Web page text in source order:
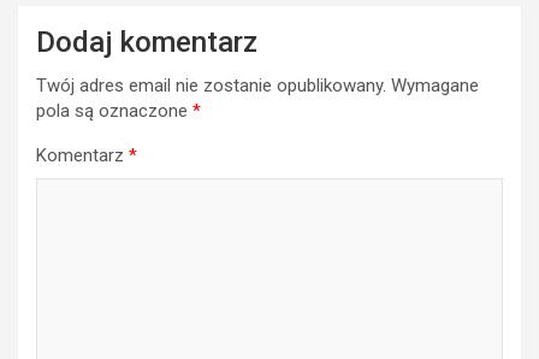
Dodaj komentarz
Twój adres email nie zostanie opublikowany. Wymagane
pola są oznaczone *
Komentarz *